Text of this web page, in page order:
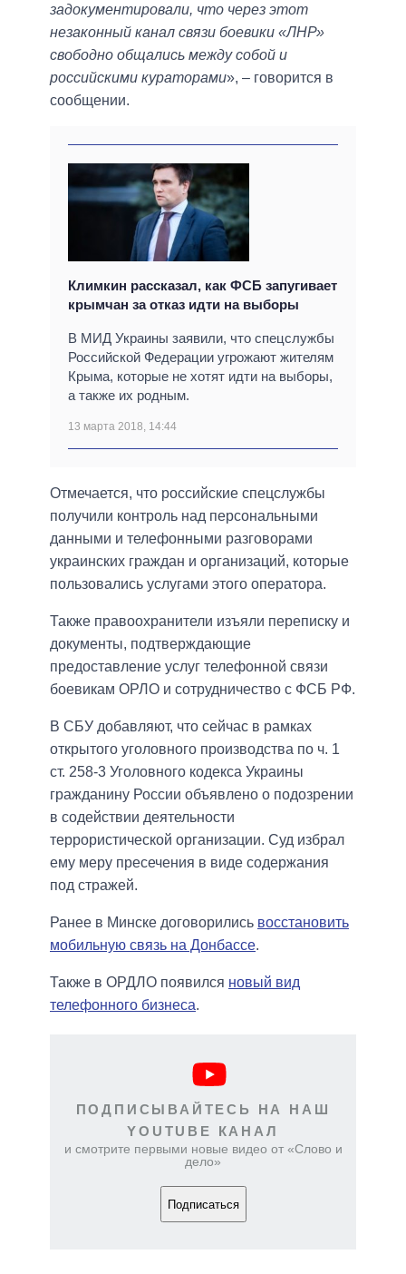
задокументировали, что через этот
незаконный канал связи боевики «ЛНР»
свободно общались между собой и
российскими кураторами», – говорится в
сообщении.
Климкин рассказал, как ФСБ запугивает
крымчан за отказ идти на выборы
В МИД Украины заявили, что спецслужбы
Российской Федерации угрожают жителям
Крыма, которые не хотят идти на выборы,
а также их родным.
13 марта 2018, 14:44
Отмечается, что российские спецслужбы
получили контроль над персональными
данными и телефонными разговорами
украинских граждан и организаций, которые
пользовались услугами этого оператора.
Также правоохранители изъяли переписку и
документы, подтверждающие
предоставление услуг телефонной связи
боевикам ОРЛО и сотрудничество с ФСБ РФ.
В СБУ добавляют, что сейчас в рамках
открытого уголовного производства по ч. 1
ст. 258-3 Уголовного кодекса Украины
гражданину России объявлено о подозрении
в содействии деятельности
террористической организации. Суд избрал
ему меру пресечения в виде содержания
под стражей.
Ранее в Минске договорились восстановить
мобильную связь на Донбассе.
Также в ОРДЛО появился новый вид
телефонного бизнеса.
ПОДПИСЫВАЙТЕСЬ НА НАШ
YOUTUBE КАНАЛ
и смотрите первыми новые видео от «Слово и
дело»
Подписаться